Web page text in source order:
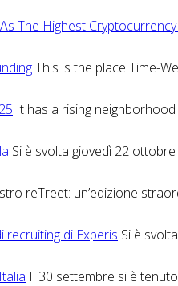
The Highest
This is the place Time-
It has a rising
Si è svolta giovedì 22
reTreet: un’edizione
recruiting di Experis Si è
Il 30 settembre si è